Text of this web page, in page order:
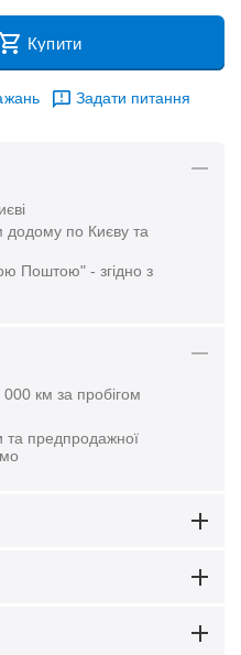
Купити
Задати питання
по Києву та
Поштою" - згідно з
км за пробігом
та предпродажної